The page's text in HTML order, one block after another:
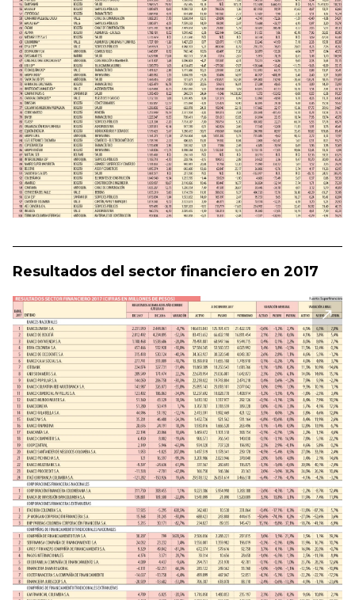
Resultados del sector financiero en 2017